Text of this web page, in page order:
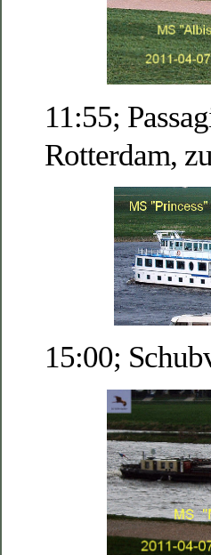
11:55;
Rotterdam,
15:00;